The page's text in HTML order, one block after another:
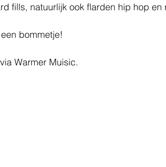
fills, natuurlijk ook flarden hip hop en
bommetje!
Warmer Muisic.